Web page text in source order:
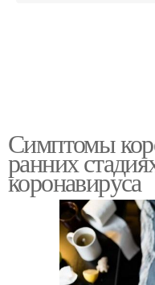
Симптомы
ранних
коронавируса